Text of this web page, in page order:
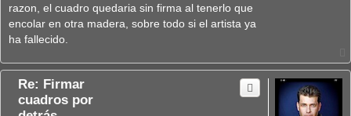
razon, el cuadro quedaria sin firma al tenerlo que
encolar en otra madera, sobre todo si el artista ya
ha fallecido.
Re: Firmar
cuadros por